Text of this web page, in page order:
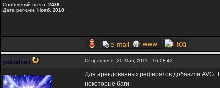
Сообщений всего: 2486
Дата рег-ции: Нояб. 2010
yakodsen Отправлено: 20 Мая, 2011 - 16:08:43
Для арендованных рефералов добавили AVG.
некоторые баги.